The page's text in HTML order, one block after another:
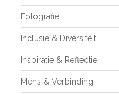
Fotografie
Inclusie & Diversiteit
Inspiratie & Reflectie
Mens & Verbinding